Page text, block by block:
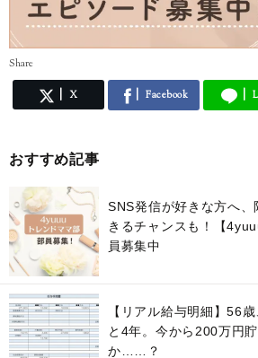
Share
X Facebook
おすすめ記事
SNS発信が好きな方へ
きるチャンスも！【
員募集中
【リアル給与明細】56
と4年。今から200万円
か……？